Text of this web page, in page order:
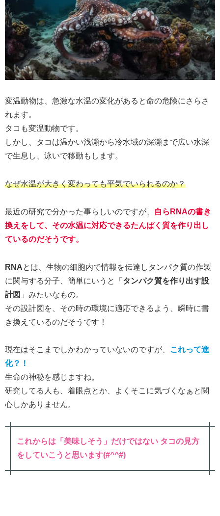
変温動物は、急激な水温の変化があると命の危険にさらさ
れます。
タコも変温動物です。
しかし、タコは温かい浅瀬から冷水域の深瀬まで広い水深
で生息し、泳いで移動もします。
なぜ水温が大きく変わっても平気でいられるのか？
最近の研究で分かった事らしいのですが、
自らRNAの書き
換えをして、その水温に対応できるたんぱく質を作り出し
ているのだそうです。
RNAとは、生物の細胞内で情報を伝達しタンパク質の作製
に関与する分子、簡単にいうと「 タンパク質を作り出す設
計図 」みたいなもの。
その設計図を、その時の環境に適応できるよう、瞬時に書
き換えているのだそうです！
現在はそこまでしかわかっていないのですが、 これって進
化？！
生命の神秘を感じますね。
研究してる人も、着眼点とか、よくそこに気づくなぁと関
心しかありません。
これからは「美味しそう」だけではない タコの見方
をしていこうと思います(#^^#)